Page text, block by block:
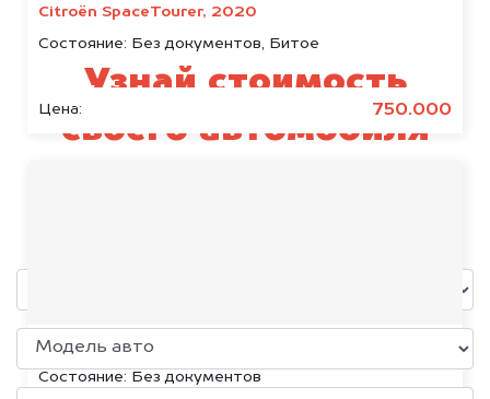
Citroën SpaceTourer, 2020
Состояние: Без документов, Битое
Цена: 750.000
Volkswagen Jetta, 2015
Состояние: Без документов
Узнай стоимость
своего автомобиля